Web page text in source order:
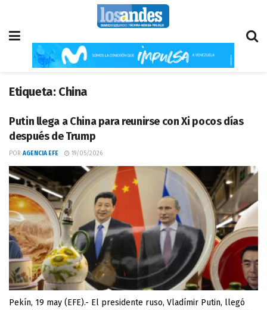
Etiqueta: China
Putin llega a China para reunirse con Xi pocos días
después de Trump
POR AGENCIA EFE 19/05/2026
Pekín, 19 may (EFE).- El presidente ruso, Vladímir Putin, llegó